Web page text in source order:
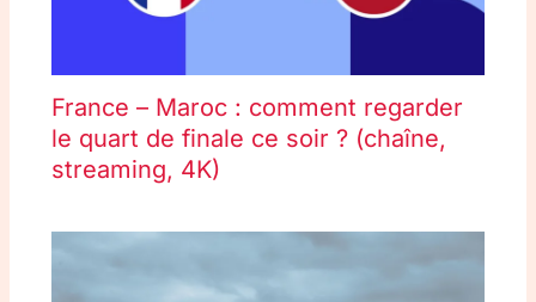
France – Maroc : comment regarder
le quart de finale ce soir ? (chaîne,
streaming, 4K)